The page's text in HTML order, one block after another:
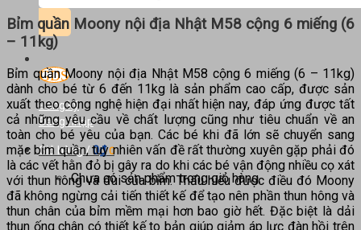
Đăng ký
Đăng nhập
Giỏ hàng /0₫ 0
Chưa có sản phẩm trong giỏ hàng.
Bỉm quần Moony nội địa Nhật M58 cộng 6 miếng (6
– 11kg)
Bỉm quần Moony nội địa Nhật M58 cộng 6 miếng (6 – 11kg)
dành cho bé từ 6 đến 11kg là sản phẩm cao cấp, được sản
xuất theo công nghệ hiện đại nhất hiện nay, đáp ứng được tất
cả những yêu cầu về chất lượng cũng như tiêu chuẩn về an
toàn cho bé yêu của bạn. Các bé khi đã lớn sẽ chuyển sang
mặc bỉm quần, tuy nhiên vấn đề rất thường xuyên gặp phải đó
là các vết hằn đỏ bị gây ra do khi các bé vận động nhiều cọ xát
với thun hông và đùi của bỉm. Thấu hiểu được điều đó Moony
đã không ngừng cải tiến thiết kế để tạo nên phần thun hông và
thun chân của bỉm mềm mại hơn bao giờ hết. Đặc biệt là dải
thun ống chân có thiết kế to bản giúp giảm áp lực đàn hồi trên